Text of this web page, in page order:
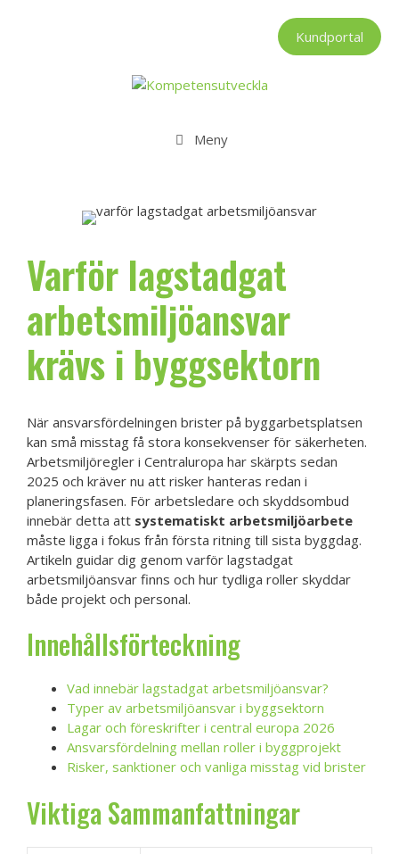
Kundportal
Meny
Varför lagstadgat
arbetsmiljöansvar
krävs i byggsektorn
När ansvarsfördelningen brister på byggarbetsplatsen
kan små misstag få stora konsekvenser för säkerheten.
Arbetsmiljöregler i Centraluropa har skärpts sedan
2025 och kräver nu att risker hanteras redan i
planeringsfasen. För arbetsledare och skyddsombud
innebär detta att systematiskt arbetsmiljöarbete
måste ligga i fokus från första ritning till sista byggdag.
Artikeln guidar dig genom varför lagstadgat
arbetsmiljöansvar finns och hur tydliga roller skyddar
både projekt och personal.
Innehållsförteckning
Vad innebär lagstadgat arbetsmiljöansvar?
Typer av arbetsmiljöansvar i byggsektorn
Lagar och föreskrifter i central europa 2026
Ansvarsfördelning mellan roller i byggprojekt
Risker, sanktioner och vanliga misstag vid brister
Viktiga Sammanfattningar